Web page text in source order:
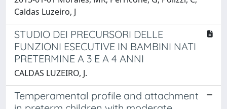
Caldas Luzeiro, J
STUDIO DEI PRECURSORI DELLE
FUNZIONI ESECUTIVE IN BAMBINI NATI
PRETERMINE A 3 E A 4 ANNI
CALDAS LUZEIRO, J.
Temperamental profile and attachment